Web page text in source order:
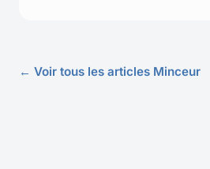
← Voir tous les articles Minceur